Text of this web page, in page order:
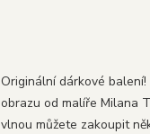
Originální dárkové
obrazu od malíře Milana
vlnou můžete zakoupit